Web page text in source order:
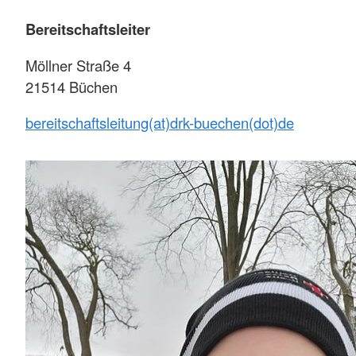
Bereitschaftsleiter
Möllner Straße 4
21514 Büchen
bereitschaftsleitung(at)drk-buechen(dot)de